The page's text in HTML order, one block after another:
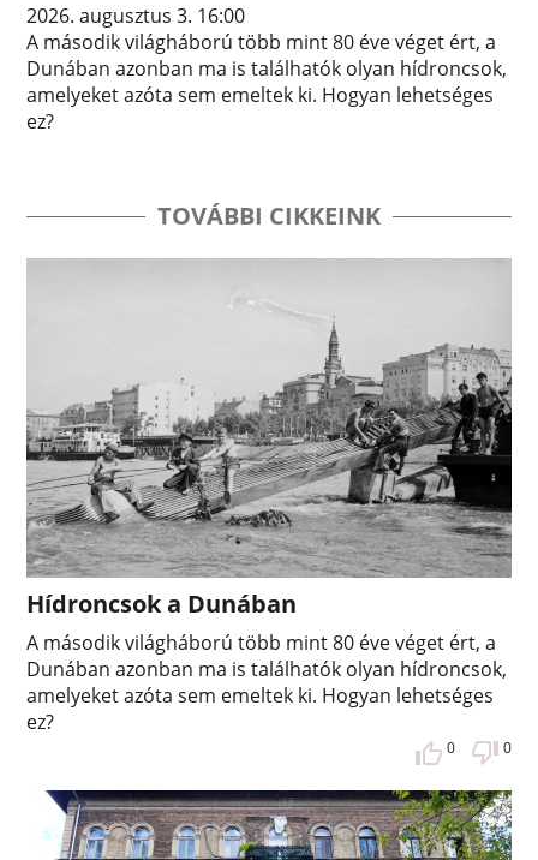
2026. augusztus 3. 16:00
A második világháború több mint 80 éve véget ért, a
Dunában azonban ma is találhatók olyan hídroncsok,
amelyeket azóta sem emeltek ki. Hogyan lehetséges
ez?
TOVÁBBI CIKKEINK
Hídroncsok a Dunában
A második világháború több mint 80 éve véget ért, a
Dunában azonban ma is találhatók olyan hídroncsok,
amelyeket azóta sem emeltek ki. Hogyan lehetséges
ez?
0 0